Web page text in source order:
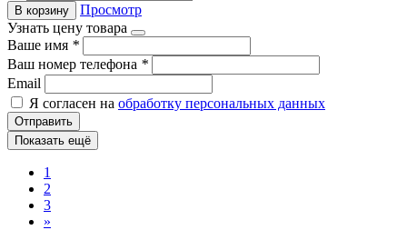
В корзину
Просмотр
Узнать цену товара
Ваше имя *
Ваш номер телефона *
Email
Я согласен на обработку персональных данных
Отправить
Показать ещё
1
2
3
»